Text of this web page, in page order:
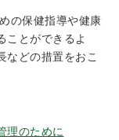
の保健指導や健康
ことができるよ
などの措置をおこ
理のために